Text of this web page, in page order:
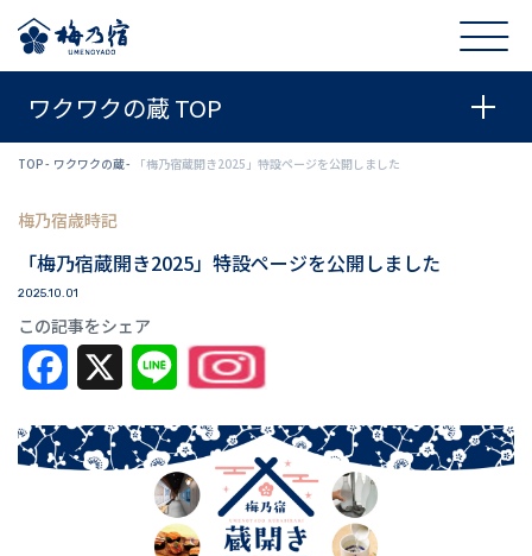
ワクワクの蔵 TOP
TOP ワクワクの蔵 「梅乃宿蔵開き2025」特設ページを公開しました
梅乃宿歳時記
「梅乃宿蔵開き2025」特設ページを公開しました
2025.10.01
この記事をシェア
Facebook Line